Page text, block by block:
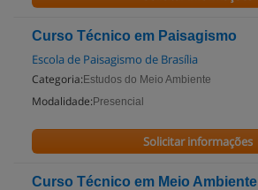
Curso Técnico em Paisagismo
Escola de Paisagismo de Brasília
Categoria: Estudos do Meio Ambiente
Modalidade: Presencial
Solicitar informações
Curso Técnico em Meio Ambiente